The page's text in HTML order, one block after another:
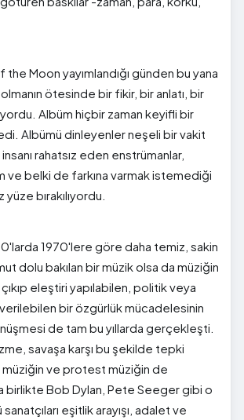
the Moon yayımlandığı günden bu yana
ötesinde bir fikir, bir anlatı, bir
Albüm hiçbir zaman keyifli bir
Albümü dinleyenler neşeli bir vakit
rahatsız eden enstrümanlar,
ve belki de farkına varmak istemediği
bırakılıyordu.
1970'lere göre daha temiz, sakin
dolu bakılan bir müzik olsa da müziğin
eleştiri yapılabilen, politik veya
bir özgürlük mücadelesinin
de tam bu yıllarda gerçekleşti.
savaşa karşı bu şekilde tepki
ve protest müziğin de
birlikte Bob Dylan, Pete Seeger gibi o
eşitlik arayışı, adalet ve